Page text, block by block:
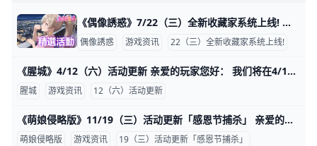
《偶像誘惑》7/22（三）全新收藏家系统上线! 尊敬的经理人： 为了提供更完美的演出舞台，团队将于 2026/07/22(三) 进行例行性「舞台整備关机维护时间」。整備期间将暂时关闭服务器，请经
偶像誘惑 游戏资讯 22（三）全新收藏家系统上线!
《腥城》4/12（六）活动更新 亲爱的玩家您好： 我们将在4/12更新游戏内礼包，详细内容资讯如下： 开始时间：2025/4/12 00:00 结束时间：2025/4/15 23:59 【促销礼包】 1
腥城 游戏资讯 12（六）活动更新
《萌娘侵略版》11/19（三）活动更新「感恩节捕杀」 亲爱的领导者您好： 我们将在11/19更新游戏内活动和礼包，详细活动内容资讯如下： 开始时间 2025/11/19 0:00 结束时间 2025/11/30 23:59 【活动介绍】 1.感恩节捕杀 世界场景消
萌娘侵略版 游戏资讯 19（三）活动更新「感恩节捕杀」